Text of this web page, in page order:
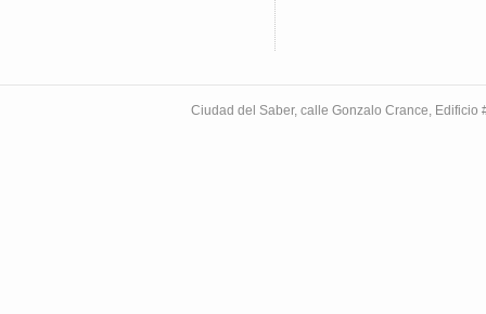
Ciudad del Saber, calle Gonzalo Crance,